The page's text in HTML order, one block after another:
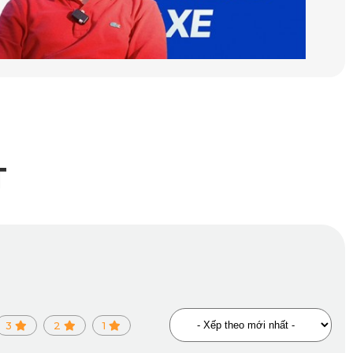
va chạm G-Sensor, KD002 tự động nhận biết và ghi lại
video liên quan. Điều này đảm bảo rằng các đoạn video
3 2 1